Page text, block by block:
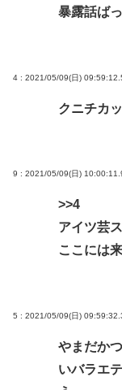
暴露話ば
4 : 2021/05/09(日)
クニチカ
9 : 2021/05/09(日)
>>4
アイツ芸
ここには
5 : 2021/05/09(日)
やまだか
いバラエ